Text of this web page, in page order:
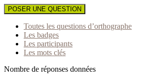
POSER UNE QUESTION
Toutes les questions d’orthographe
Les badges
Les participants
Les mots clés
Nombre de réponses données